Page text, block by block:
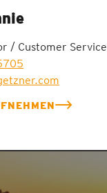
/ Customer Service